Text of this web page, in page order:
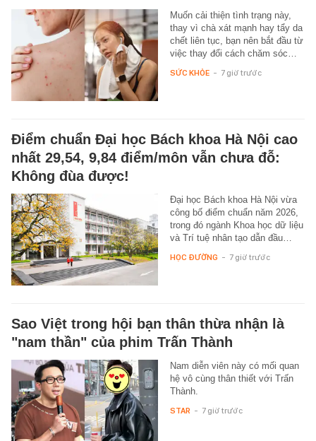
Muốn cải thiện tình trạng này,
thay vì chà xát mạnh hay tẩy da
chết liên tục, bạn nên bắt đầu từ
việc thay đổi cách chăm sóc…
SỨC KHỎE - 7 giờ trước
Điểm chuẩn Đại học Bách khoa Hà Nội cao
nhất 29,54, 9,84 điểm/môn vẫn chưa đỗ:
Không đùa được!
Đại học Bách khoa Hà Nội vừa
công bố điểm chuẩn năm 2026,
trong đó ngành Khoa học dữ liệu
và Trí tuệ nhân tạo dẫn đầu…
HỌC ĐƯỜNG - 7 giờ trước
Sao Việt trong hội bạn thân thừa nhận là
"nam thần" của phim Trấn Thành
Nam diễn viên này có mối quan
hệ vô cùng thân thiết với Trấn
Thành.
STAR - 7 giờ trước